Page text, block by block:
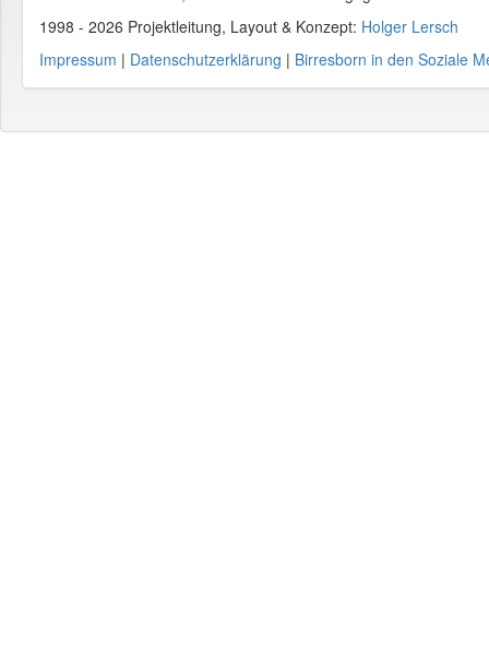
1998 - 2026 Projektleitung, Layout & Konzept: Holger Lersch
Impressum | Datenschutzerklärung | Birresborn in den Soziale